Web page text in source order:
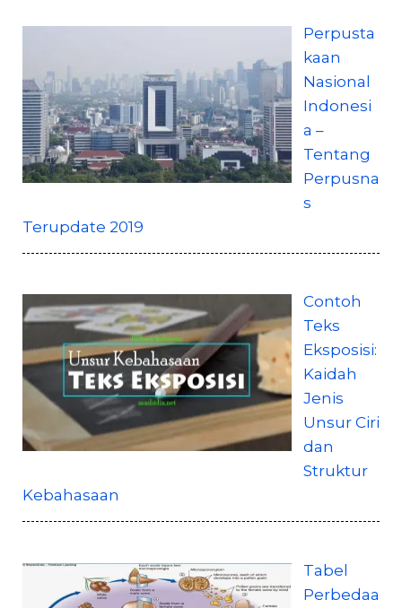
Perpusta
kaan
Nasional
Indonesi
a –
Tentang
Perpusna
s
Terupdate 2019
Contoh
Teks
Eksposisi:
Kaidah
Jenis
Unsur Ciri
dan
Struktur
Kebahasaan
Tabel
Perbedaa